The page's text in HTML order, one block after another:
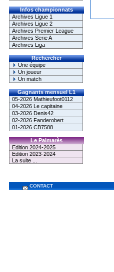
Infos championnats
Archives Ligue 1
Archives Ligue 2
Archives Premier League
Archives Serie A
Archives Liga
Rechercher
Une équipe
Un joueur
Un match
Gagnants mensuel L1
05-2026 Mathieufoot0112
04-2026 Le capitaine
03-2026 Denis42
02-2026 Fanderobert
01-2026 CB7588
Le Palmarès
Edition 2024-2025
Edition 2023-2024
La suite ...
CONTACT